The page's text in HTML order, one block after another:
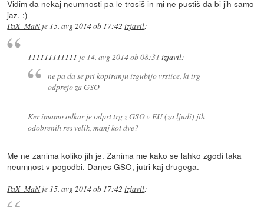
Vidim da nekaj neumnosti pa le trosiš in mi ne pustiš da bi jih samo
jaz. :)
PaX_MaNje 15. avg 2014 ob 17:42 izjavil:
111111111111 je 14. avg 2014 ob 08:31 izjavil:
ne pa da se pri kopiranju izgubijo vrstice, ki trg
odprejo za GSO
Ker imamo odkar je odprt trg z GSO v EU (za ljudi) jih
odobrenih res velik, manj kot dve?
Me ne zanima koliko jih je. Zanima me kako se lahko zgodi taka
neumnost v pogodbi. Danes GSO, jutri kaj drugega.
PaX_MaNje 15. avg 2014 ob 17:42 izjavil: